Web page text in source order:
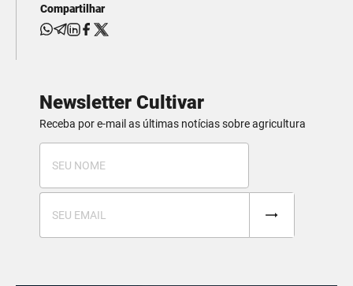
Compartilhar
Newsletter Cultivar
Receba por e-mail as últimas notícias sobre agricultura